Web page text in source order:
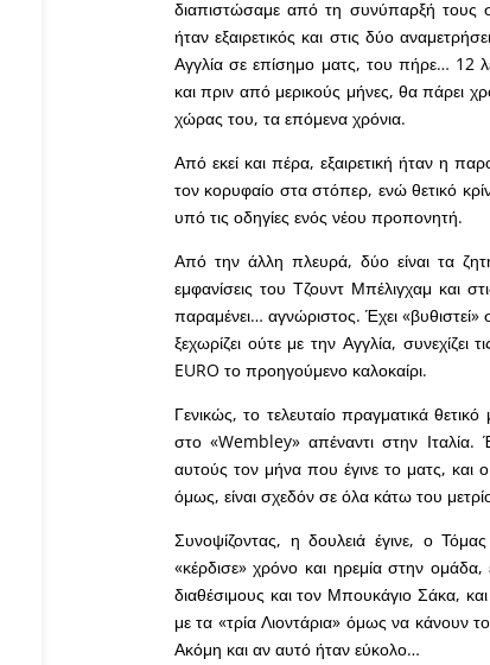
διαπιστώσαμε από τη συνύπαρξή
ήταν εξαιρετικός και στις δύο
Αγγλία σε επίσημο ματς, του πήρε… 12
και πριν από μερικούς μήνες, θα πάρει
χώρας του, τα επόμενα χρόνια.
Από εκεί και πέρα, εξαιρετική ήταν η
τον κορυφαίο στα στόπερ, ενώ θετικό
υπό τις οδηγίες ενός νέου προπονητή.
Από την άλλη πλευρά, δύο είναι τα
εμφανίσεις του Τζουντ Μπέλιγχαμ και
παραμένει… αγνώριστος. Έχει «βυθιστεί»
ξεχωρίζει ούτε με την Αγγλία,
EURO το προηγούμενο καλοκαίρι.
Γενικώς, το τελευταίο πραγματικά
στο «Wembley» απέναντι στην
αυτούς τον μήνα που έγινε το ματς, και
όμως, είναι σχεδόν σε όλα κάτω του
Συνοψίζοντας, η δουλειά έγινε, ο
«κέρδισε» χρόνο και ηρεμία στην
διαθέσιμους και τον Μπουκάγιο Σάκα,
με τα «τρία Λιοντάρια» όμως να κάνουν
Ακόμη και αν αυτό ήταν εύκολο…